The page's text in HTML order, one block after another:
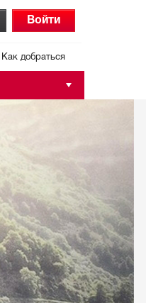
Войти
Как добраться